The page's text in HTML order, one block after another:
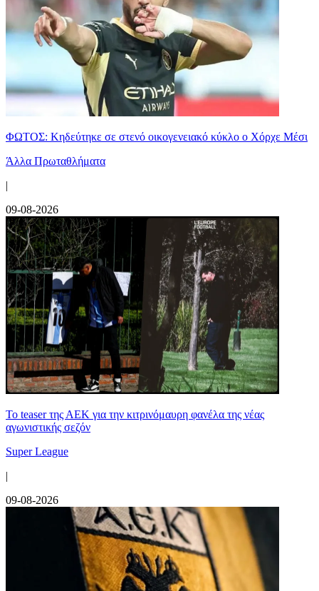
ΦΩΤΟΣ: Κηδεύτηκε σε στενό οικογενειακό κύκλο ο Χόρχε Μέσι
Άλλα Πρωταθλήματα
|
09-08-2026
Το teaser της ΑΕΚ για την κιτρινόμαυρη φανέλα της νέας
αγωνιστικής σεζόν
Super League
|
09-08-2026